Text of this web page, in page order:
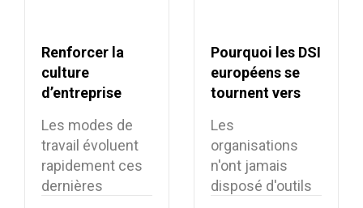
Renforcer la
culture
d’entreprise
digital
workplace
Les modes de
travail évoluent
rapidement ces
dernières
Pourquoi les DSI
européens se
tournent vers
2026 ?
Les
organisations
n'ont jamais
disposé d'outils